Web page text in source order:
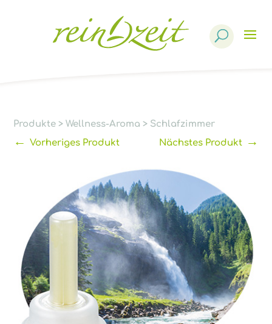
Produkte >Wellness-Aroma > Schlafzimmer
←Vorheriges Produkt Nächstes Produkt→